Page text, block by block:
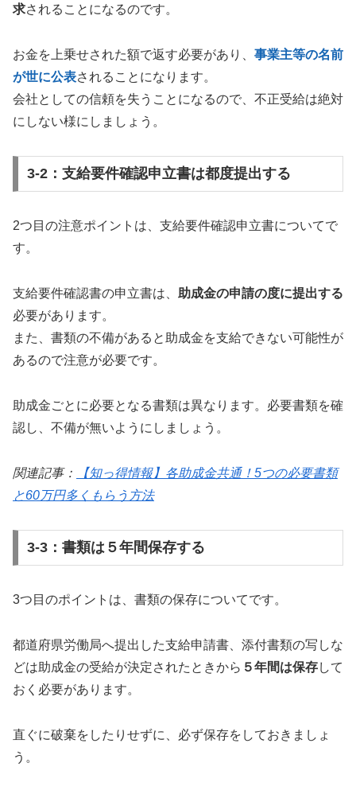
求されることになるのです。
お金を上乗せされた額で返す必要があり、 事業主等の名前
が世に公表されることになります。
会社としての信頼を失うことになるので、不正受給は絶対
にしない様にしましょう。
3-2：支給要件確認申立書は都度提出する
2つ目の注意ポイントは、支給要件確認申立書についてで
す。
支給要件確認書の申立書は、 助成金の申請の度に提出する
必要があります。
また、書類の不備があると助成金を支給できない可能性が
あるので注意が必要です。
助成金ごとに必要となる書類は異なります。必要書類を確
認し、不備が無いようにしましょう。
関連記事：
【知っ得情報】各助成金共通！5つの必要書類
と60万円多くもらう方法
3-3：書類は５年間保存する
3つ目のポイントは、書類の保存についてです。
都道府県労働局へ提出した支給申請書、添付書類の写しな
どは助成金の受給が決定されたときから ５年間は保存して
おく必要があります。
直ぐに破棄をしたりせずに、必ず保存をしておきましょ
う。